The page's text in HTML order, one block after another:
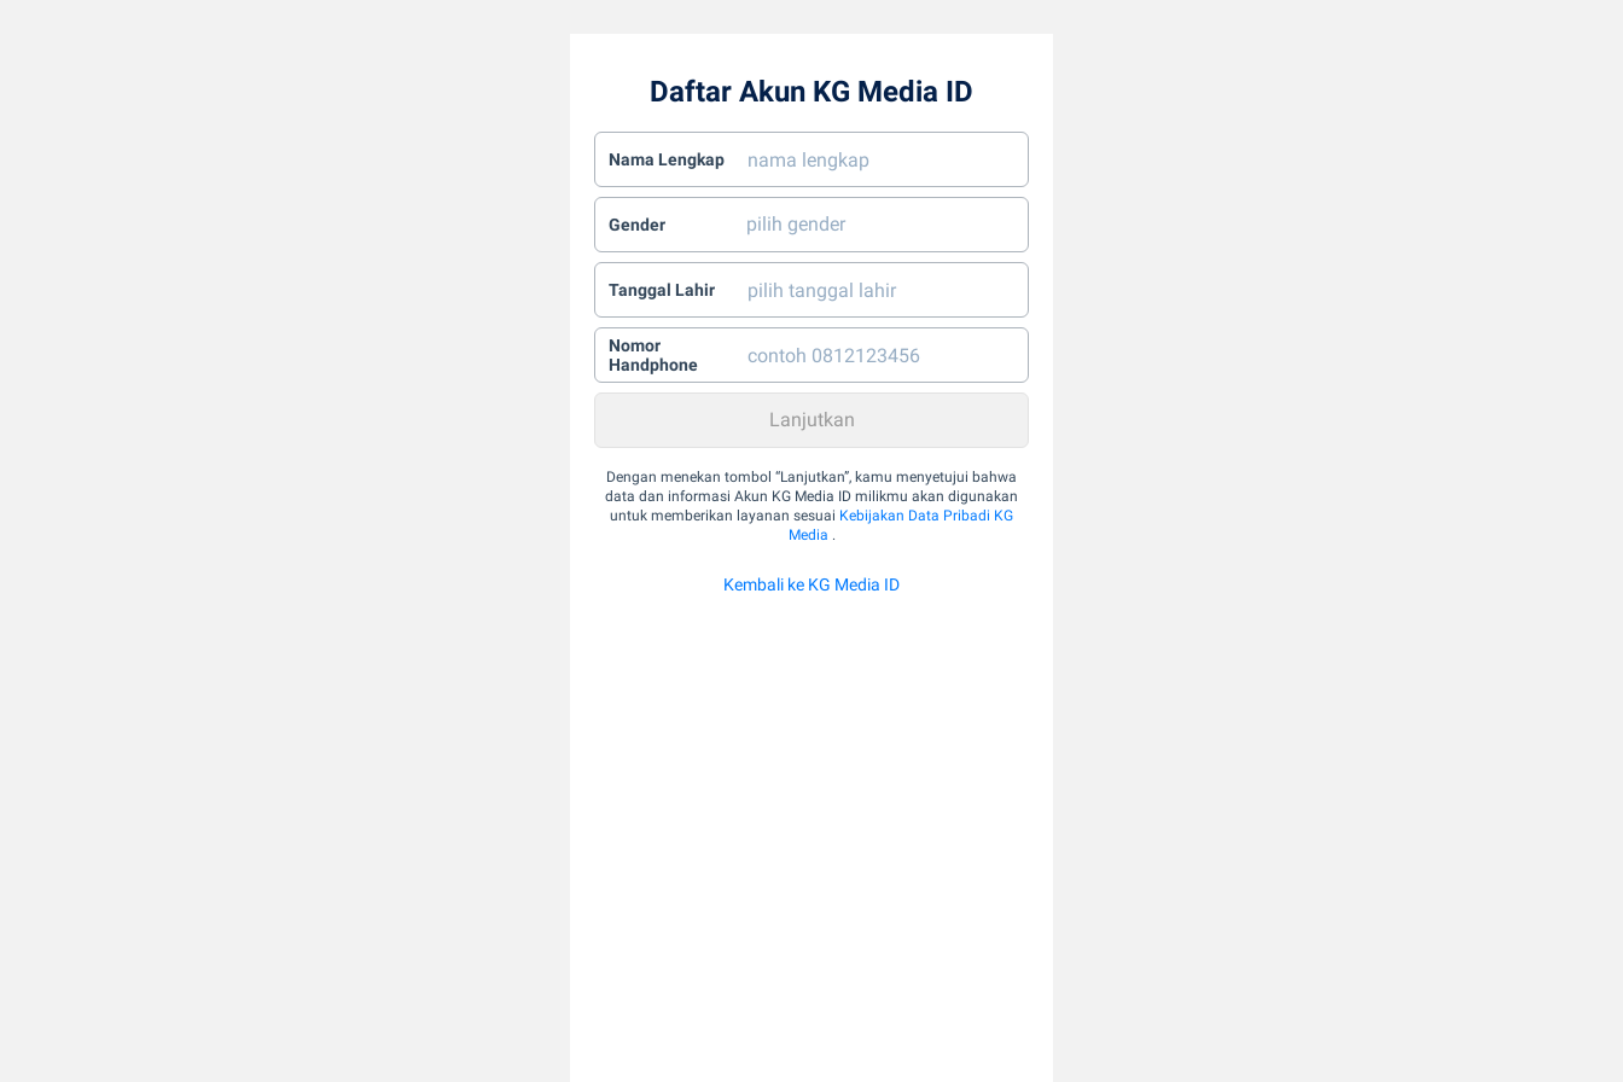
Daftar Akun KG Media ID
Nama Lengkap
Gender
Tanggal Lahir
Nomor
Handphone
Dengan menekan tombol “Lanjutkan”, kamu menyetujui bahwa
data dan informasi Akun KG Media ID milikmu akan digunakan
untuk memberikan layanan sesuai Kebijakan Data Pribadi KG
Media .
Kembali ke KG Media ID